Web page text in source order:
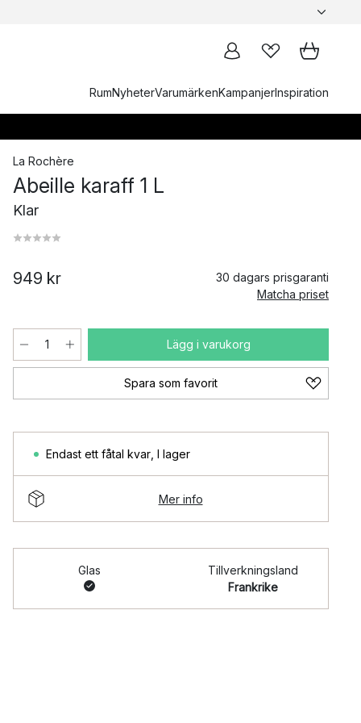
RumNyheterVarumärkenKampanjerInspiration
La Rochère
Abeille karaff 1 L
Klar
949 kr
30 dagars prisgaranti
Matcha priset
Lägg i varukorg
Spara som favorit
Endast ett fåtal kvar I lager
Mer info
Glas
Tillverkningsland
Frankrike